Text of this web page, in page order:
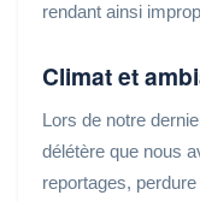
rendant ainsi
Climat et
Lors de notre
délétère que nous
reportages,